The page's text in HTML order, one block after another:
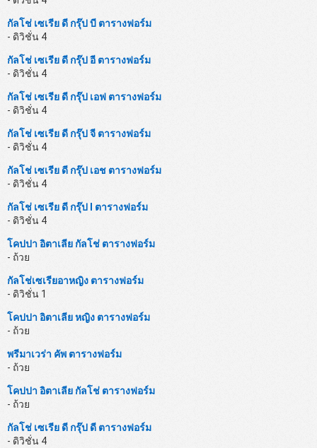
กัลโช่ เซเรีย ดี กรุ๊ป บี ตารางฟอร์ม
- ดิวิชั่น 4
กัลโช่ เซเรีย ดี กรุ๊ป อี ตารางฟอร์ม
- ดิวิชั่น 4
กัลโช่ เซเรีย ดี กรุ๊ป เอฟ ตารางฟอร์ม
- ดิวิชั่น 4
กัลโช่ เซเรีย ดี กรุ๊ป จี ตารางฟอร์ม
- ดิวิชั่น 4
กัลโช่ เซเรีย ดี กรุ๊ป เอช ตารางฟอร์ม
- ดิวิชั่น 4
กัลโช่ เซเรีย ดี กรุ๊ป I ตารางฟอร์ม
- ดิวิชั่น 4
โคปปา อิตาเลีย กัลโช่ ตารางฟอร์ม
- ถ้วย
กัลโช่เซเรียอาหญิง ตารางฟอร์ม
- ดิวิชั่น 1
โคปปา อิตาเลีย หญิง ตารางฟอร์ม
- ถ้วย
พรีมาเวร่า คัพ ตารางฟอร์ม
- ถ้วย
โคปปา อิตาเลีย กัลโช่ ตารางฟอร์ม
- ถ้วย
กัลโช่ เซเรีย ดี กรุ๊ป ดี ตารางฟอร์ม
- ดิวิชั่น 4